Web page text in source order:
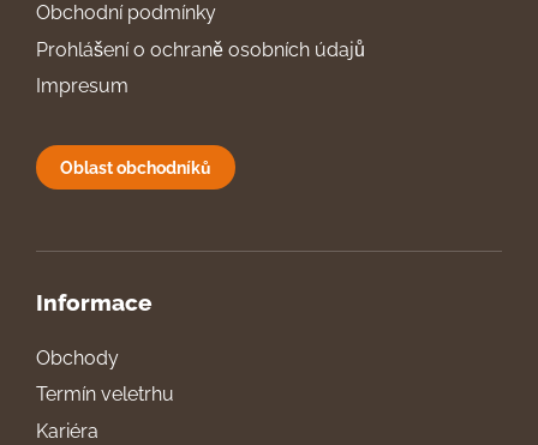
Obchodní podmínky
Prohlášení o ochraně osobních údajů
Impresum
Oblast obchodníků
Informace
Obchody
Termín veletrhu
Kariéra